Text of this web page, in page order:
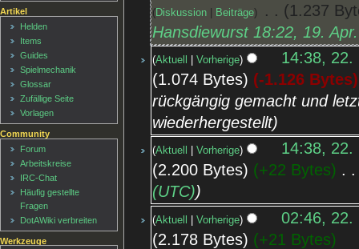
Diskussion Beiträge
1.237
Hansdiewurst 18:22, 19.
Aktuell Vorherige
14:38, 22.
1.074 Bytes
-1.126 Bytes
rückgängig gemacht und
wiederhergestellt
Aktuell Vorherige
14:38, 22.
2.200 Bytes
+22 Bytes
(UTC)
Aktuell Vorherige
02:46, 22.
2.178 Bytes
+21 Bytes
Artikel
Helden
Items
Guides
Spielmechanik
Glossar
Zufällige Seite
Vorlagen
Community
Forum
Arbeitskreise
IRC-Chat
Häufig gestellte
Fragen
DotAWiki verbreiten
Werkzeuge